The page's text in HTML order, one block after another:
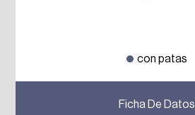
con patas
Ficha De Datos